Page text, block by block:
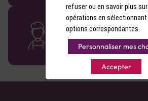
Des cavistes à votre
Bénéficiez de conseils sur-
avec le sourire :)
refuser ou en savoir plus
opérations en sélectionnant
options correspondantes.
Personnaliser mes
Accepter